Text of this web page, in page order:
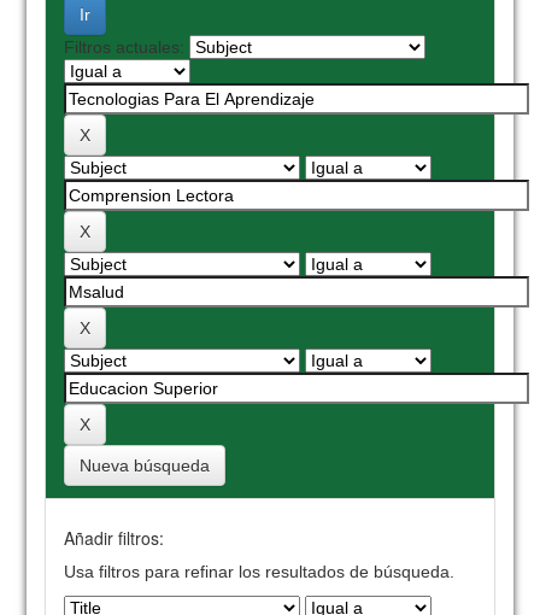
Filtros actuales:
Nueva búsqueda
Añadir filtros:
Usa filtros para refinar los resultados de búsqueda.